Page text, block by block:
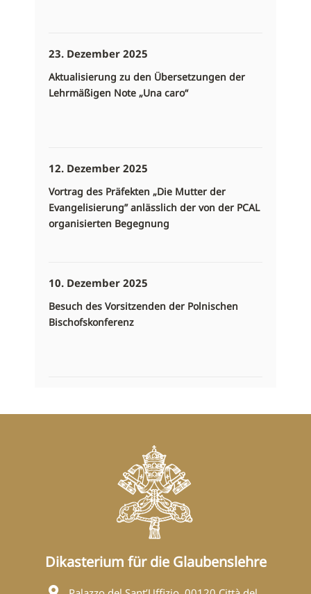
23. Dezember 2025
Aktualisierung zu den Übersetzungen der
Lehrmäßigen Note „Una caro“
12. Dezember 2025
Vortrag des Präfekten „Die Mutter der
Evangelisierung” anlässlich der von der PCAL
organisierten Begegnung
10. Dezember 2025
Besuch des Vorsitzenden der Polnischen
Bischofskonferenz
Dikasterium für die Glaubenslehre